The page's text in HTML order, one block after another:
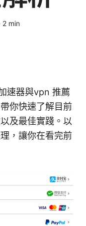
2 min
速器與vpn 推薦
你快速了解目前
及最佳實踐。以
，讓你在看完前